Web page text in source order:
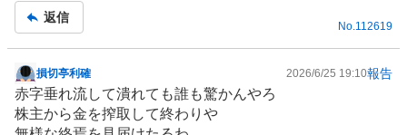
返信
No.112619
掲
示
板
損切亭利確 2026/6/25 19:10報告
赤字垂れ流して潰れても誰も驚かんやろ
株主から金を搾取して終わりや